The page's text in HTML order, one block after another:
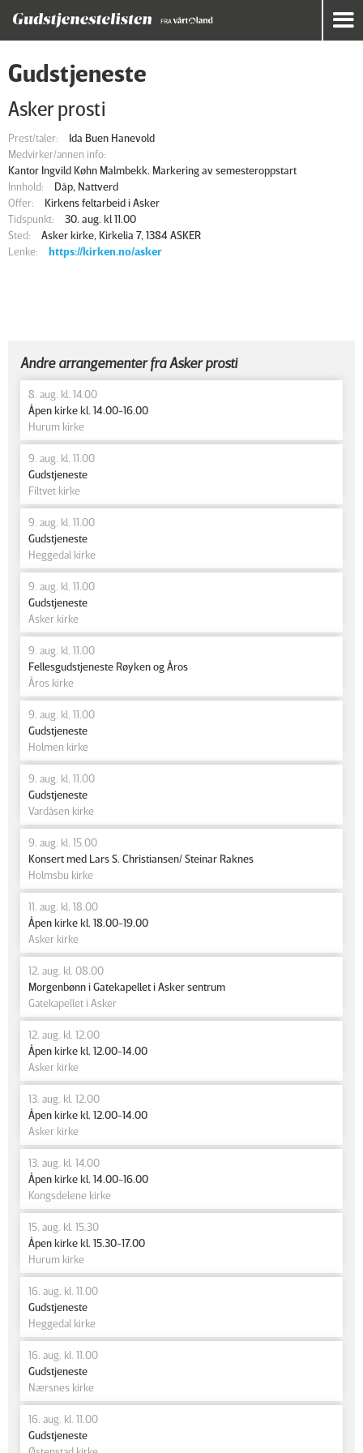
Gudstjeneste
Asker prosti
Prest/taler:
Ida Buen Hanevold
Medvirker/annen info:
Kantor Ingvild Køhn Malmbekk. Markering av semesteroppstart
Innhold:
Dåp, Nattverd
Offer:
Kirkens feltarbeid i Asker
Tidspunkt:
30. aug. kl 11.00
Sted:
Asker kirke, Kirkelia 7, 1384 ASKER
Lenke:
https://kirken.no/asker
Andre arrangementer fra Asker prosti
8. aug. kl. 14.00
Åpen kirke kl. 14.00-16.00
Hurum kirke
9. aug. kl. 11.00
Gudstjeneste
Filtvet kirke
9. aug. kl. 11.00
Gudstjeneste
Heggedal kirke
9. aug. kl. 11.00
Gudstjeneste
Asker kirke
9. aug. kl. 11.00
Fellesgudstjeneste Røyken og Åros
Åros kirke
9. aug. kl. 11.00
Gudstjeneste
Holmen kirke
9. aug. kl. 11.00
Gudstjeneste
Vardåsen kirke
9. aug. kl. 15.00
Konsert med Lars S. Christiansen/ Steinar Raknes
Holmsbu kirke
11. aug. kl. 18.00
Åpen kirke kl. 18.00-19.00
Asker kirke
12. aug. kl. 08.00
Morgenbønn i Gatekapellet i Asker sentrum
Gatekapellet i Asker
12. aug. kl. 12.00
Åpen kirke kl. 12.00-14.00
Asker kirke
13. aug. kl. 12.00
Åpen kirke kl. 12.00-14.00
Asker kirke
13. aug. kl. 14.00
Åpen kirke kl. 14.00-16.00
Kongsdelene kirke
15. aug. kl. 15.30
Åpen kirke kl. 15.30-17.00
Hurum kirke
16. aug. kl. 11.00
Gudstjeneste
Heggedal kirke
16. aug. kl. 11.00
Gudstjeneste
Nærsnes kirke
16. aug. kl. 11.00
Gudstjeneste